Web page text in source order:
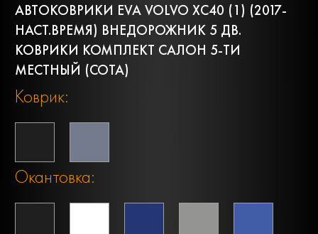
АВТОКОВРИКИ EVA VOLVO XC40 (1) (2017-
НАСТ.ВРЕМЯ) ВНЕДОРОЖНИК 5 ДВ.
КОВРИКИ КОМПЛЕКТ САЛОН 5-ТИ
МЕСТНЫЙ (СОТА)
Коврик:
Окантовка: